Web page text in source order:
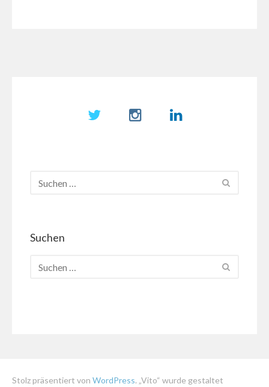
Suchen
Stolz präsentiert von WordPress. „Vito“ wurde gestaltet